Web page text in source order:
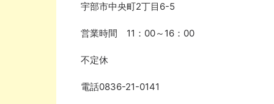
宇部市中央町2丁目 6-5
営業時間 11 ： 00～ 16 ： 00
不定休
電話0836-21-0141